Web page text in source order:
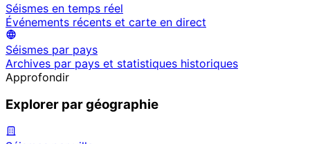
Séismes en temps réel
Événements récents et carte en direct
Séismes par pays
Archives par pays et statistiques historiques
Approfondir
Explorer par géographie